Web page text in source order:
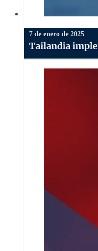
7 de enero de 2025
Tailandia